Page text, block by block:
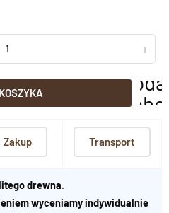
+
Zakup Transport
drewna.
wyceniamy indywidualnie